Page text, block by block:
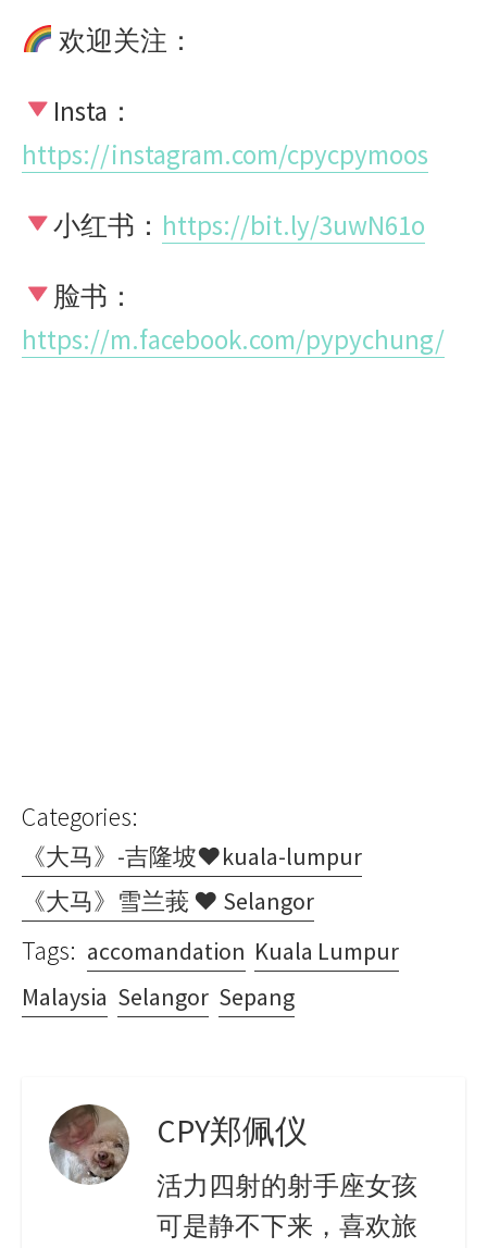
欢迎关注：
Insta：
https://instagram.com/cpycpymoos
小红书： https://bit.ly/3uwN61o
脸书：
https://m.facebook.com/pypychung/
Categories:
《大马》-吉隆坡♥kuala-lumpur
《大马》雪兰莪 ♥ Selangor
Tags: accomandation Kuala Lumpur
Malaysia Selangor Sepang
CPY郑佩仪
活力四射的射手座女孩
可是静不下来，喜欢旅